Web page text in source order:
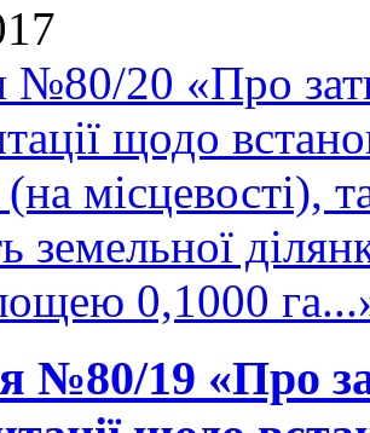
№80/20 «Про
щодо
(на місцевості),
земельної
0,1000
№80/19 «Про